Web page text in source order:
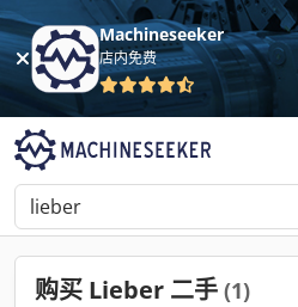
Machineseeker
店内免费
购买 Lieber 二手 (1)